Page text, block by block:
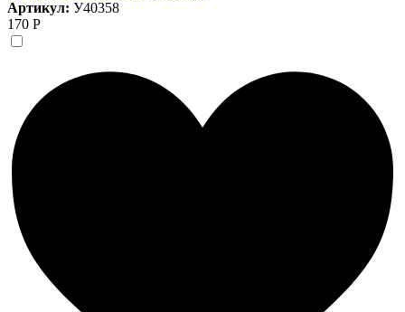
Артикул: У40358
170 Р